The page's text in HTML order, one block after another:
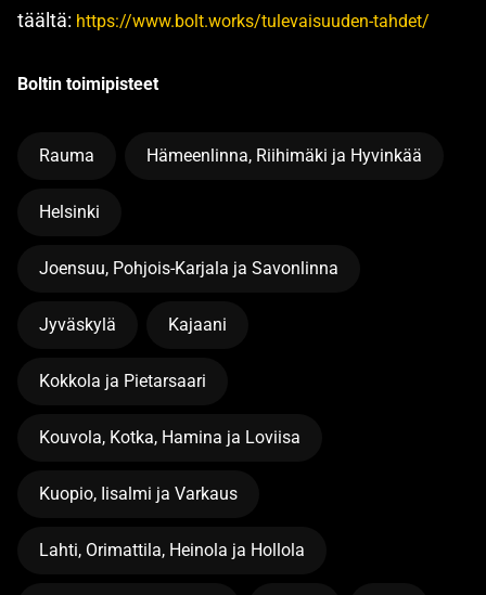
täältä: https://www.bolt.works/tulevaisuuden-tahdet/
Boltin toimipisteet
Rauma Hämeenlinna, Riihimäki ja Hyvinkää
Helsinki
Joensuu, Pohjois-Karjala ja Savonlinna
Jyväskylä Kajaani
Kokkola ja Pietarsaari
Kouvola, Kotka, Hamina ja Loviisa
Kuopio, Iisalmi ja Varkaus
Lahti, Orimattila, Heinola ja Hollola